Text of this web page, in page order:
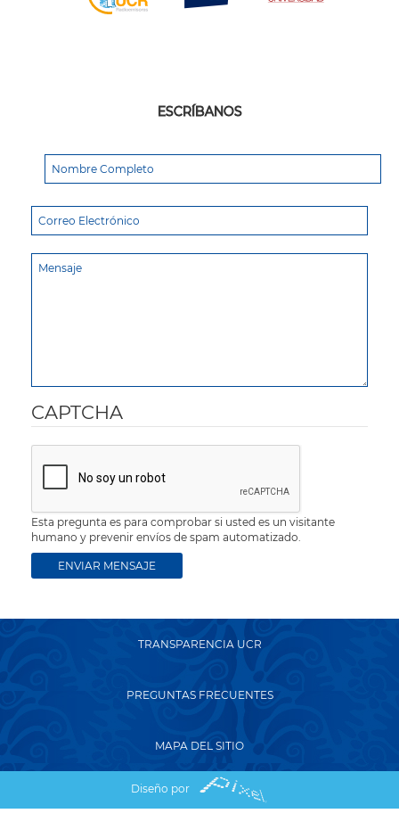
ESCRÍBANOS
CAPTCHA
Esta pregunta es para comprobar si usted es un visitante
humano y prevenir envíos de spam automatizado.
TRANSPARENCIA UCR
PREGUNTAS FRECUENTES
MAPA DEL SITIO
Diseño por